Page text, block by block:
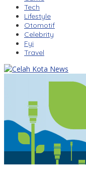
Tech
Lifestyle
Otomotif
Celebrity
Fyi
Travel